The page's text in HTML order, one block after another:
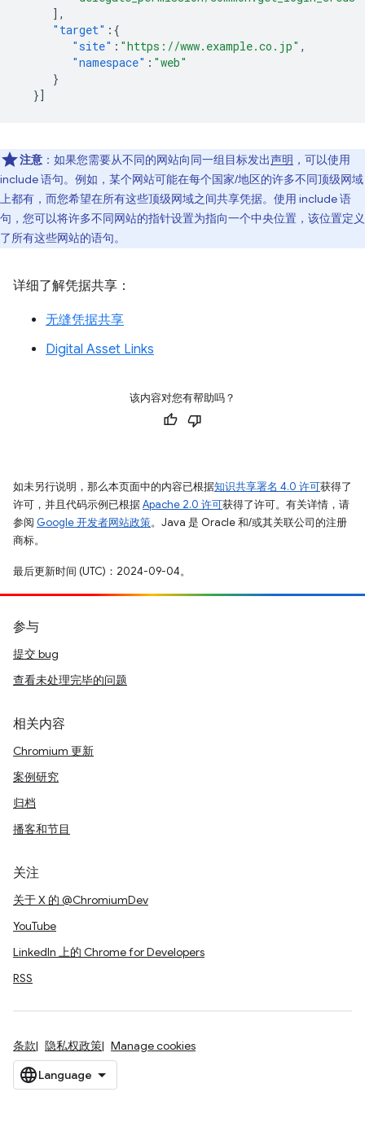
],
"target" :{
"site" : "https://www.example.co.jp" ,
"namespace" : "web"
}
}]
注意 ：如果您需要从不同的网站向同一组目标发出声明 ，可以使用
include 语句。例如，某个网站可能在每个国家/地区的许多不同顶级网域
上都有，而您希望在所有这些顶级网域之间共享凭据。使用 include 语
句，您可以将许多不同网站的指针设置为指向一个中央位置，该位置定义
了所有这些网站的语句。
详细了解凭据共享：
无缝凭据共享
Digital Asset Links
该内容对您有帮助吗？
如未另行说明，那么本页面中的内容已根据知识共享署名 4.0 许可获得了
许可，并且代码示例已根据Apache 2.0 许可获得了许可。有关详情，请
参阅 Google 开发者网站政策。Java 是 Oracle 和/或其关联公司的注册
商标。
最后更新时间 (UTC)：2024-09-04。
参与
提交 bug
查看未处理完毕的问题
相关内容
Chromium 更新
案例研究
归档
播客和节目
关注
关于 X 的 @ChromiumDev
YouTube
LinkedIn 上的 Chrome for Developers
RSS
条款 隐私权政策 Manage cookies